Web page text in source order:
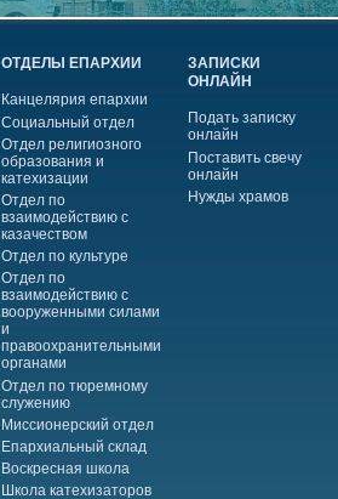
ОТДЕЛЫ ЕПАРХИИ
Канцелярия епархии
Социальный отдел
Отдел религиозного
образования и
катехизации
Отдел по
взаимодействию с
казачеством
Отдел по культуре
Отдел по
взаимодействию с
вооруженными силами
и
правоохранительными
органами
Отдел по тюремному
служению
Миссионерский отдел
Епархиальный склад
Воскресная школа
Школа катехизаторов
ЗАПИСКИ
ОНЛАЙН
Подать записку
онлайн
Поставить свечу
онлайн
Нужды храмов